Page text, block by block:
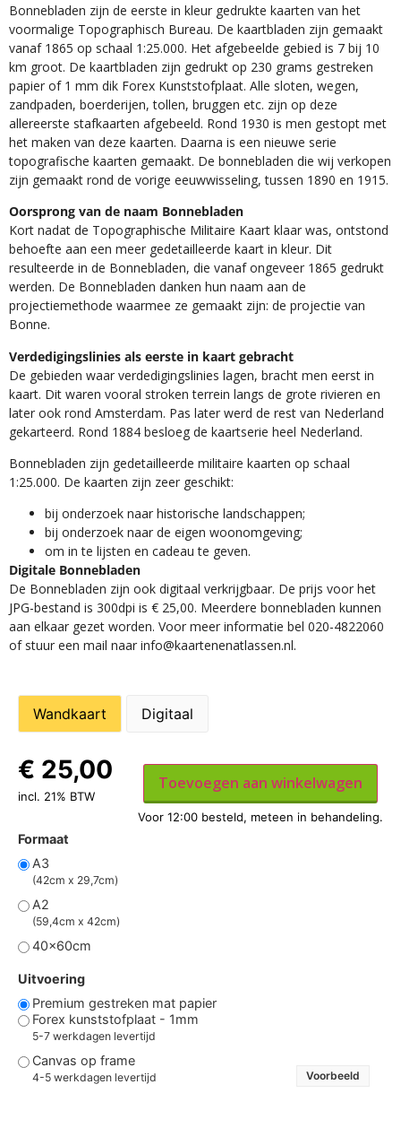
Bonnebladen zijn de eerste in kleur gedrukte kaarten van het
voormalige Topographisch Bureau. De kaartbladen zijn gemaakt
vanaf 1865 op schaal 1:25.000. Het afgebeelde gebied is 7 bij 10
km groot. De kaartbladen zijn gedrukt op 230 grams gestreken
papier of 1 mm dik Forex Kunststofplaat. Alle sloten, wegen,
zandpaden, boerderijen, tollen, bruggen etc. zijn op deze
allereerste stafkaarten afgebeeld. Rond 1930 is men gestopt met
het maken van deze kaarten. Daarna is een nieuwe serie
topografische kaarten gemaakt. De bonnebladen die wij verkopen
zijn gemaakt rond de vorige eeuwwisseling, tussen 1890 en 1915.
Oorsprong van de naam Bonnebladen
Kort nadat de Topographische Militaire Kaart klaar was, ontstond
behoefte aan een meer gedetailleerde kaart in kleur. Dit
resulteerde in de Bonnebladen, die vanaf ongeveer 1865 gedrukt
werden. De Bonnebladen danken hun naam aan de
projectiemethode waarmee ze gemaakt zijn: de projectie van
Bonne.
Verdedigingslinies als eerste in kaart gebracht
De gebieden waar verdedigingslinies lagen, bracht men eerst in
kaart. Dit waren vooral stroken terrein langs de grote rivieren en
later ook rond Amsterdam. Pas later werd de rest van Nederland
gekarteerd. Rond 1884 besloeg de kaartserie heel Nederland.
Bonnebladen zijn gedetailleerde militaire kaarten op schaal
1:25.000. De kaarten zijn zeer geschikt:​
​bij onderzoek naar historische landschappen;
bij onderzoek naar de eigen woonomgeving;
om in te lijsten en cadeau te geven.
Digitale Bonnebladen
De Bonnebladen zijn ook digitaal verkrijgbaar. De prijs voor het
JPG-bestand is 300dpi is € 25,00. Meerdere bonnebladen kunnen
aan elkaar gezet worden. Voor meer informatie bel 020-4822060
of stuur een mail naar info@kaartenenatlassen.nl.
Wandkaart Digitaal
Formaat
A3
(42cm x 29,7cm)
A2
(59,4cm x 42cm)
40x60cm
Uitvoering
Premium gestreken mat papier
Forex kunststofplaat - 1mm
5-7 werkdagen levertijd
Canvas op frame
4-5 werkdagen levertijd Voorbeeld
€ 25,00
incl. 21% BTW
Toevoegen aan winkelwagen